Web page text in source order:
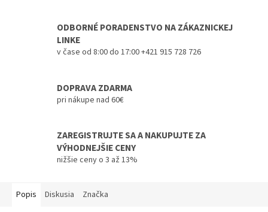
ODBORNÉ PORADENSTVO NA ZÁKAZNICKEJ
LINKE
v čase od 8:00 do 17:00 +421 915 728 726
DOPRAVA ZDARMA
pri nákupe nad 60€
ZAREGISTRUJTE SA A NAKUPUJTE ZA
VÝHODNEJŠIE CENY
nižšie ceny o 3 až 13%
Popis Diskusia Značka